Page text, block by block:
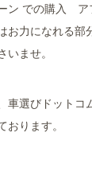
での購入 ア
力になれる部
ませ。
車選びドットコ
ります。